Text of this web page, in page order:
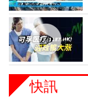
快訊